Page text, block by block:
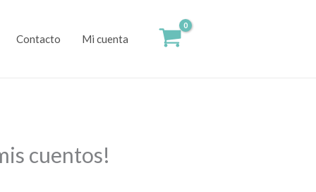
Contacto Mi cuenta
cuentos!